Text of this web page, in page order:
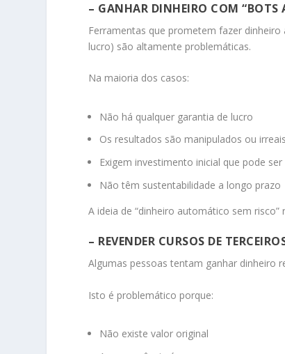
– GANHAR DINHEIRO COM
Ferramentas que prometem fazer
lucro) são altamente problemáticas.
Na maioria dos casos:
Não há qualquer garantia de lucro
Os resultados são manipulados ou irreais
Exigem investimento inicial que pode
Não têm sustentabilidade a longo prazo
A ideia de “dinheiro automático sem
– REVENDER CURSOS DE
Algumas pessoas tentam ganhar dinheiro
Isto é problemático porque:
Não existe valor original